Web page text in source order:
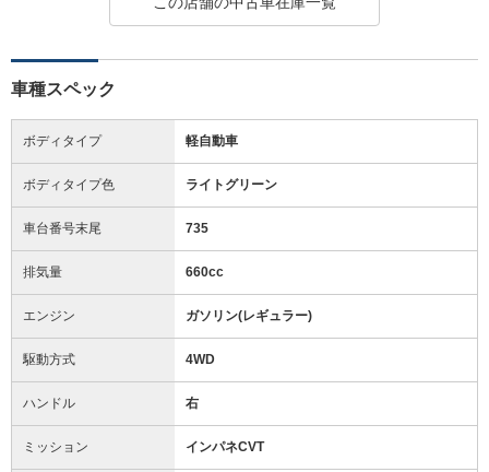
車種スペック
ボディタイプ 軽自動車
ボディタイプ色 ライトグリーン
車台番号末尾 735
排気量 660cc
エンジン ガソリン(レギュラー)
駆動方式 4WD
ハンドル 右
ミッション インパネCVT